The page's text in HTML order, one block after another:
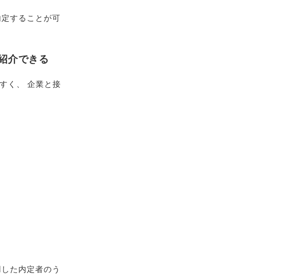
することが可
介できる
く 、
企業と接
た内定者のう